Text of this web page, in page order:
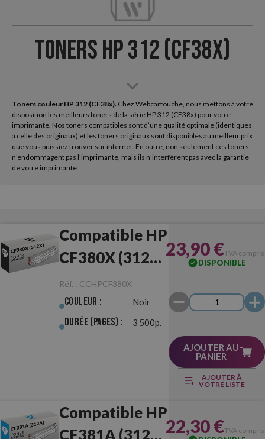
Toners HP 312 (CF38x)
Toners couleur HP 312 (CF38x). Chez Webcartouche, nous mettons à votre
disposition les meilleurs toners de la série HP 312 (CF38x) pour votre
imprimante. Nos toners compatibles sont d’une qualité optimale (identiques
à celle des originaux) et les toners originaux sont disponibles au meilleur prix
que vous puissiez trouver sur internet. En outre, non seulement ces toners
n'endommagent pas l'imprimante, mais ils n'interfèrent pas avec la garantie
de votre imprimante.
Compatible HP
CF380X (312X)
Noir
Réf. : CCHPCF380X
Couleur : Noir
Durée (pages) : 3 500p.
23,90 €TVA
DISPONIBLE
AJOUTER AU
PANIER
AJOUTER À
VOTRE LISTE
Compatible HP
CF381A (312A) 22,30 €TVA